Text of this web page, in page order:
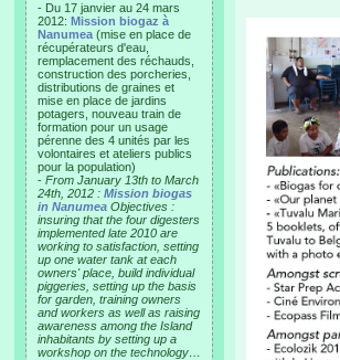
- Du 17 janvier au 24 mars
2012: Mission biogaz à
Nanumea (mise en place de
récupérateurs d'eau,
remplacement des réchauds,
construction des porcheries,
distributions de graines et
mise en place de jardins
potagers, nouveau train de
formation pour un usage
pérenne des 4 unités par les
volontaires et ateliers publics
pour la population)
- From January 13th to March
24th, 2012 : Mission biogas
in Nanumea Objectives :
insuring that the four digesters
implemented late 2010 are
working to satisfaction, setting
up one water tank at each
owners' place, build individual
piggeries, setting up the basis
for garden, training owners
and workers as well as raising
awareness among the Island
inhabitants by setting up a
workshop on the technology…